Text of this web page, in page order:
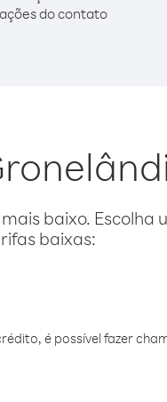
do contato
baixo. Escolha
baixas:
é possível fazer